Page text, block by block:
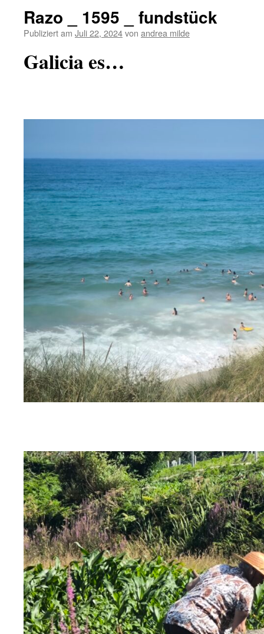
Razo _ 1595 _ fundstück
Publiziert am Juli 22, 2024von andrea milde
Galicia es…